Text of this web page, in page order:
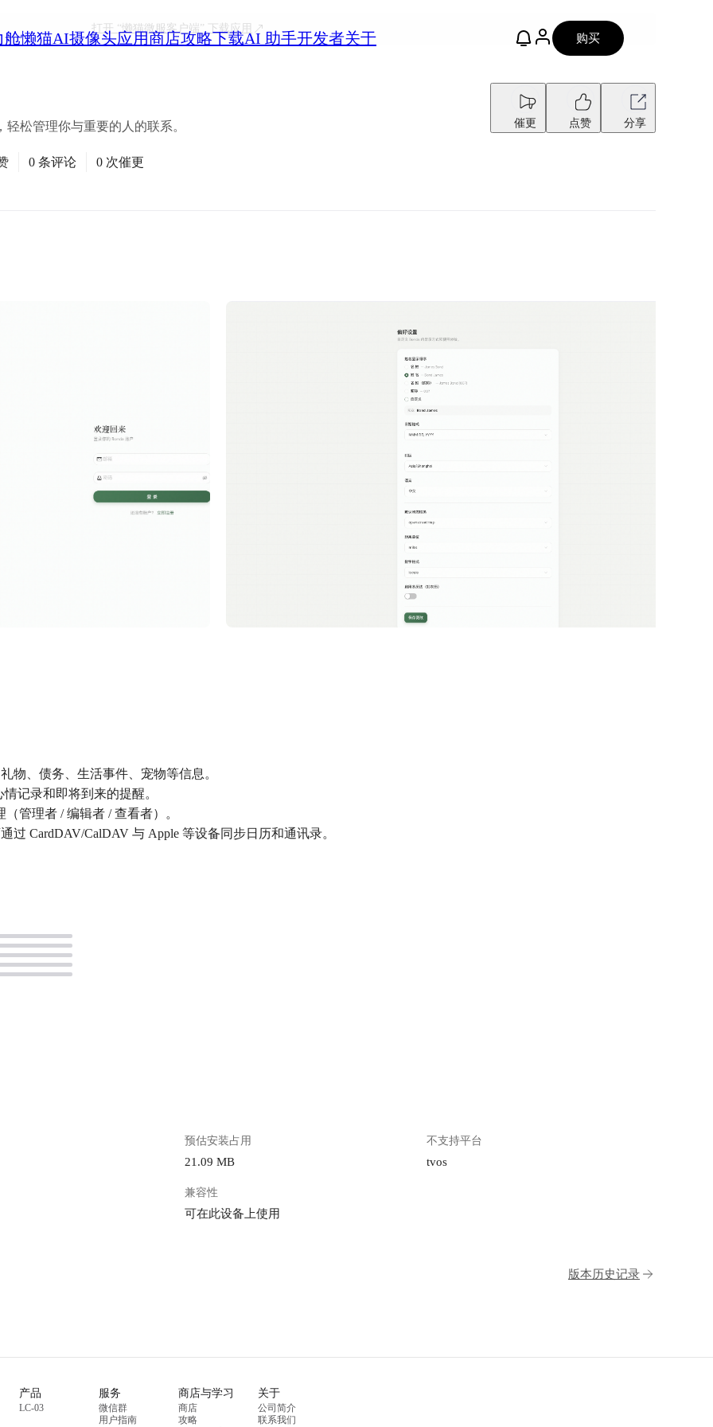
舱懒猫AI摄像头应用商店攻略下载AI 助手开发者关于 购买
打开 “懒猫微服客户端”下载应用
松管理你与重要的人的联系。 催更 点赞 分享
0 条评论 0 次催更
物、债务、生活事件、宠物等信息。
记录和即将到来的提醒。
管理者 / 编辑者 / 查看者）。
CardDAV/CalDAV 与 Apple 等设备同步日历和通讯录。
预估安装占用
21.09 MB
不支持平台
tvos
兼容性
可在此设备上使用
版本历史记录
产品
LC-03
服务
微信群
用户指南
商店与学习
商店
攻略
关于
公司简介
联系我们